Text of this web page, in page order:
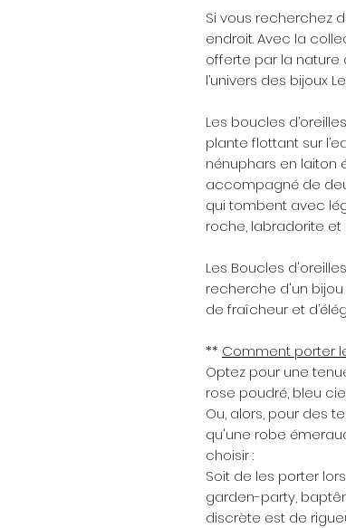
Si vous recherchez
endroit. Avec la
offerte par la nature
l’univers des bijoux
Les boucles
plante flottant sur
nénuphars en laiton
accompagné de
qui tombent avec
roche, labradorite
Les Boucles
recherche d'un
de fraîcheur et
** Comment porter
Optez pour une
rose poudré, bleu
Ou, alors, pour des
qu'une robe
choisir :
Soit de les porter
garden-party,
discrète est de